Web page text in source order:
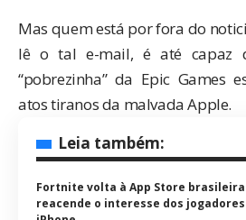
Mas quem está por fora do
lê o tal e-mail, é até capaz
“pobrezinha” da Epic Games
atos tiranos da malvada Apple.
Leia também:
Fortnite volta à App Store brasileira
reacende o interesse dos jogadores